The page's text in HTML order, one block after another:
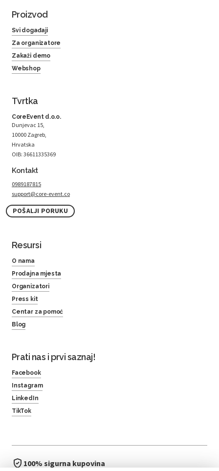
Proizvod
Svi događaji
Za organizatore
Zakaži demo
Webshop
Tvrtka
CoreEvent d.o.o.
Dunjevac 15,
10000 Zagreb,
Hrvatska
OIB: 36611335369
Kontakt
0989187815
support@core-event.co
POŠALJI PORUKU
Resursi
O nama
Prodajna mjesta
Organizatori
Press kit
Centar za pomoć
Blog
Prati nas i prvi saznaj!
Facebook
Instagram
LinkedIn
TikTok
100% sigurna kupovina